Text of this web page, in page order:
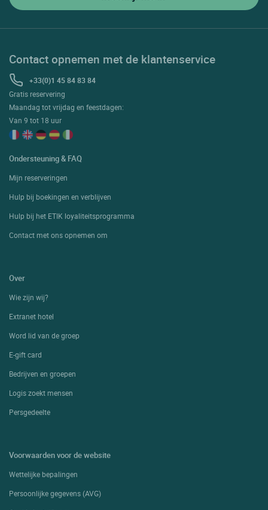
Contact opnemen met de klantenservice
+33(0)1 45 84 83 84
Gratis reservering
Maandag tot vrijdag en feestdagen:
Van 9 tot 18 uur
Ondersteuning & FAQ
Mijn reserveringen
Hulp bij boekingen en verblijven
Hulp bij het ETIK loyaliteitsprogramma
Contact met ons opnemen om
Over
Wie zijn wij?
Extranet hotel
Word lid van de groep
E-gift card
Bedrijven en groepen
Logis zoekt mensen
Persgedeelte
Voorwaarden voor de website
Wettelijke bepalingen
Persoonlijke gegevens (AVG)